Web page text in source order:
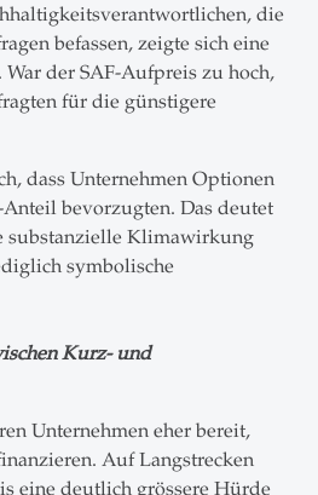
die
befassen, zeigte sich eine
der SAF-Aufpreis zu hoch,
für die günstigere
dass Unternehmen Optionen
bevorzugten. Das deutet
substanzielle Klimawirkung
symbolische
Kurz- und
Unternehmen eher bereit,
Auf Langstrecken
eine deutlich grössere Hürde